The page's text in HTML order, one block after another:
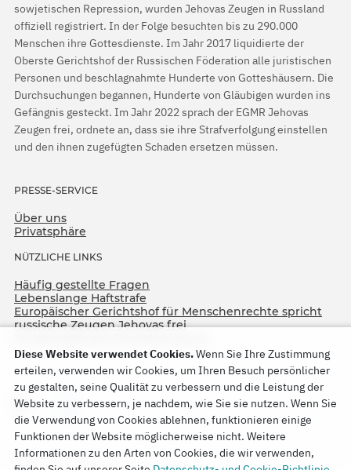
sowjetischen Repression, wurden Jehovas Zeugen in Russland
offiziell registriert. In der Folge besuchten bis zu 290.000
Menschen ihre Gottesdienste. Im Jahr 2017 liquidierte der
Oberste Gerichtshof der Russischen Föderation alle juristischen
Personen und beschlagnahmte Hunderte von Gotteshäusern. Die
Durchsuchungen begannen, Hunderte von Gläubigen wurden ins
Gefängnis gesteckt. Im Jahr 2022 sprach der EGMR Jehovas
Zeugen frei, ordnete an, dass sie ihre Strafverfolgung einstellen
und den ihnen zugefügten Schaden ersetzen müssen.
PRESSE-SERVICE
Über uns
Privatsphäre
NÜTZLICHE LINKS
Häufig gestellte Fragen
Lebenslange Haftstrafe
Europäischer Gerichtshof für Menschenrechte spricht
russische Zeugen Jehovas frei
Copyright © 2026
Diese Website verwendet Cookies.Wenn Sie Ihre Zustimmung
erteilen, verwenden wir Cookies, um Ihren Besuch persönlicher
zu gestalten, seine Qualität zu verbessern und die Leistung der
Website zu verbessern, je nachdem, wie Sie sie nutzen. Wenn Sie
die Verwendung von Cookies ablehnen, funktionieren einige
Funktionen der Website möglicherweise nicht. Weitere
Informationen zu den Arten von Cookies, die wir verwenden,